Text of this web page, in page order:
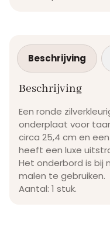
Beschrijving
Beschrijving
Een ronde
onderplaat voor
circa 25,4 cm en
heeft een luxe
Het onderbord is bij
malen te gebruiken.
Aantal: 1 stuk.